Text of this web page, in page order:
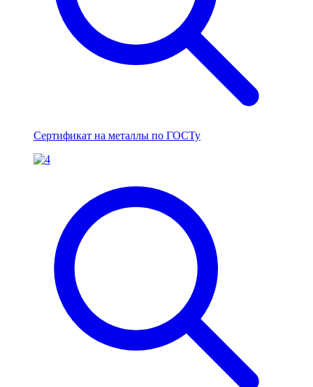
Сертификат на металлы по ГОСТу